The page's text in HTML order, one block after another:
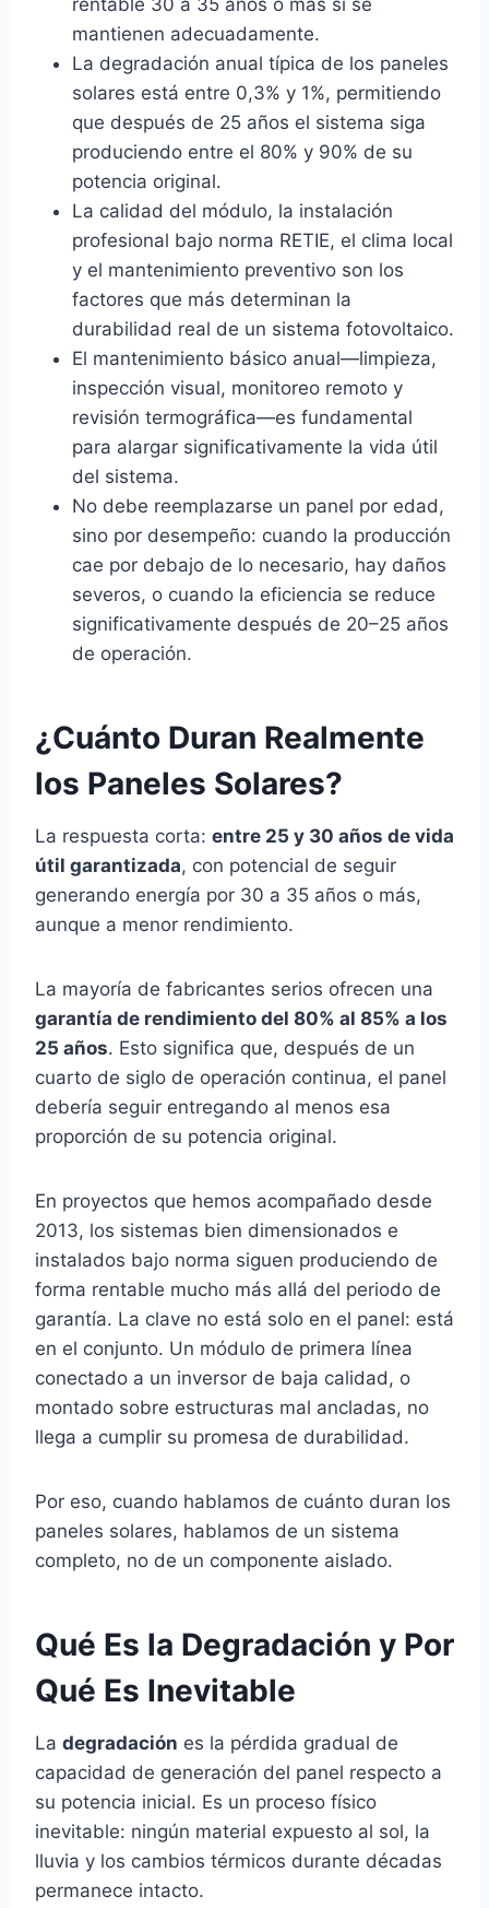
rentable 30 a 35 años o más si se
mantienen adecuadamente.
La degradación anual típica de los paneles
solares está entre 0,3% y 1%, permitiendo
que después de 25 años el sistema siga
produciendo entre el 80% y 90% de su
potencia original.
La calidad del módulo, la instalación
profesional bajo norma RETIE, el clima local
y el mantenimiento preventivo son los
factores que más determinan la
durabilidad real de un sistema fotovoltaico.
El mantenimiento básico anual—limpieza,
inspección visual, monitoreo remoto y
revisión termográfica—es fundamental
para alargar significativamente la vida útil
del sistema.
No debe reemplazarse un panel por edad,
sino por desempeño: cuando la producción
cae por debajo de lo necesario, hay daños
severos, o cuando la eficiencia se reduce
significativamente después de 20–25 años
de operación.
¿Cuánto Duran Realmente
los Paneles Solares?
La respuesta corta: entre 25 y 30 años de vida
útil garantizada, con potencial de seguir
generando energía por 30 a 35 años o más,
aunque a menor rendimiento.
La mayoría de fabricantes serios ofrecen una
garantía de rendimiento del 80% al 85% a los
25 años. Esto significa que, después de un
cuarto de siglo de operación continua, el panel
debería seguir entregando al menos esa
proporción de su potencia original.
En proyectos que hemos acompañado desde
2013, los sistemas bien dimensionados e
instalados bajo norma siguen produciendo de
forma rentable mucho más allá del periodo de
garantía. La clave no está solo en el panel: está
en el conjunto. Un módulo de primera línea
conectado a un inversor de baja calidad, o
montado sobre estructuras mal ancladas, no
llega a cumplir su promesa de durabilidad.
Por eso, cuando hablamos de cuánto duran los
paneles solares, hablamos de un sistema
completo, no de un componente aislado.
Qué Es la Degradación y Por
Qué Es Inevitable
La degradación es la pérdida gradual de
capacidad de generación del panel respecto a
su potencia inicial. Es un proceso físico
inevitable: ningún material expuesto al sol, la
lluvia y los cambios térmicos durante décadas
permanece intacto.